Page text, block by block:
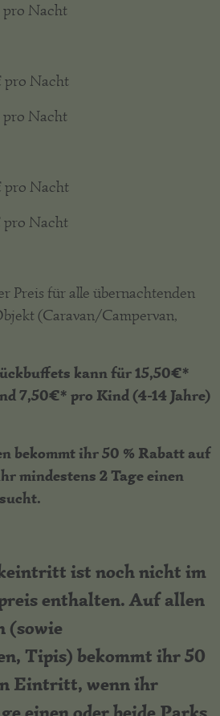
pro Nacht
pro Nacht
pro Nacht
pro Nacht
pro Nacht
Preis für alle übernachtenden
(Caravan/Campervan,
kann für 15,50€*
7,50€* pro Kind (4-14 Jahre)
bekommt ihr 50 % Rabatt auf
mindestens 2 Tage einen
ist noch nicht im
enthalten. Auf allen
(sowie
Tipis) bekommt ihr 50
Eintritt, wenn ihr